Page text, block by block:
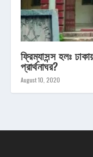
ফ্রিম্যাসন্স হলঃ
প্রার্থনাঘর?
August 10, 2020